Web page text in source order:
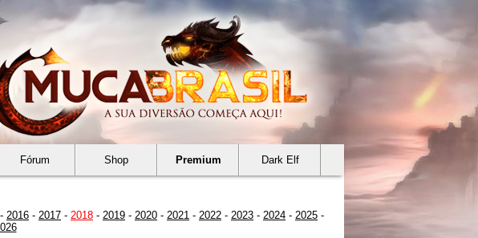
Fórum Shop Premium Dark Elf
- 2016 - 2017 - 2018 - 2019 - 2020 - 2021 - 2022 - 2023 - 2024 - 2025 -